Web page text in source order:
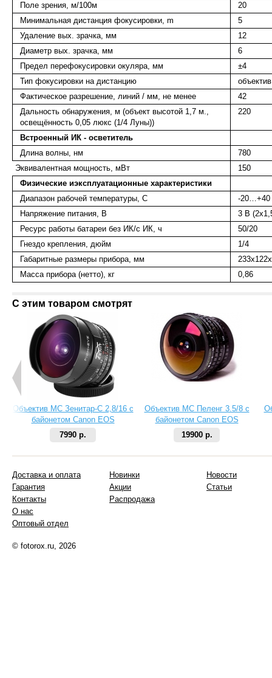
Поле зрения, м/100м
20
Минимальная дистанция фокусировки, m
5
Удаление вых. зрачка, мм
12
Диаметр вых. зрачка, мм
6
Предел перефокусировки окуляра, мм
±4
Тип фокусировки на дистанцию
объектив
Фактическое разрешение, линий / мм, не менее
42
Дальность обнаружения, м (объект высотой 1,7 м.,
освещённость 0,05 люкс (1/4 Луны))
220
Встроенный ИК - осветитель
Длина волны, нм
780
Эквивалентная мощность, мВт
150
Физические иэксплуатационные характеристики
Диапазон рабочей температуры, С
-20…+40
Напряжение питания, В
3 В
Ресурс работы батареи без ИК/с ИК, ч
50/20
Гнездо крепления, дюйм
1/4
Габаритные размеры прибора, мм
Масса прибора (нетто), кг
0,86
С этим товаром смотрят
Объектив МС Зенитар-C 2,8/16 с
байонетом Canon EOS
7990 р.
Объектив МС Пеленг 3.5/8 с
байонетом Canon EOS
19900 р.
Доставка и оплата
Гарантия
Контакты
О нас
Оптовый отдел
Новинки
Акции
Распродажа
Новости
Статьи
© fotorox.ru, 2026